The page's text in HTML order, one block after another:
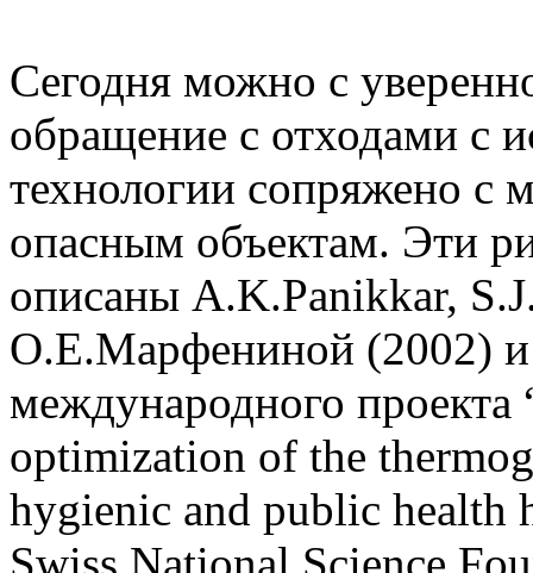
Сегодня можно с
обращение с отходами с
технологии сопряжено с
опасным объектам. Эти
описаны A.K.Panikkar,
О.Е.Марфениной (2002) и
международного
optimization of the
hygienic and public health
Swiss National Science